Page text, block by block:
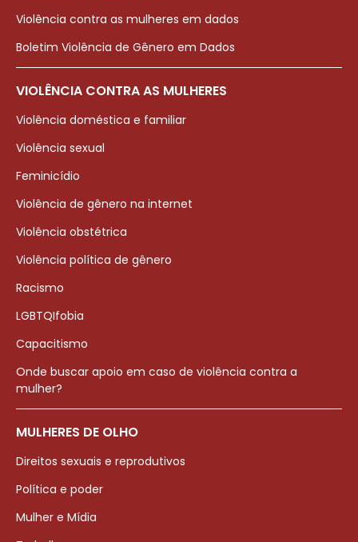
Violência contra as mulheres em dados
Boletim Violência de Gênero em Dados
VIOLÊNCIA CONTRA AS MULHERES
Violência doméstica e familiar
Violência sexual
Feminicídio
Violência de gênero na internet
Violência obstétrica
Violência política de gênero
Racismo
LGBTQIfobia
Capacitismo
Onde buscar apoio em caso de violência contra a
mulher?
MULHERES DE OLHO
Direitos sexuais e reprodutivos
Política e poder
Mulher e Mídia